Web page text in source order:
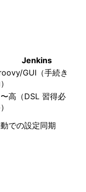
Jenkins
GUI（手続き
高（DSL 習得必
での設定同期